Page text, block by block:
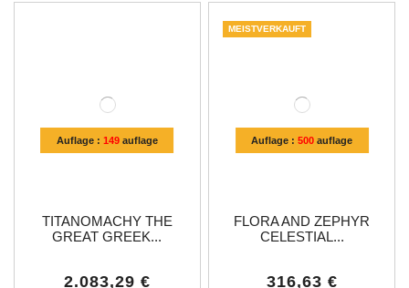
Auflage : 149auflage
TITANOMACHY THE
GREAT GREEK...
2.083,29 €
Auflage :500 auflage
MEISTVERKAUFT
FLORA AND ZEPHYR
CELESTIAL...
316,63 €